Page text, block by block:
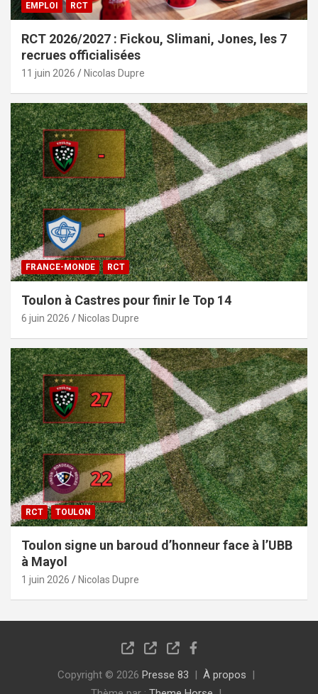
EMPLOI RCT
RCT 2026/2027 : Fickou, Slimani, Jones, les 7
recrues officialisées
11 juin 2026 Nicolas Dupre
FRANCE-MONDE RCT
Toulon à Castres pour finir le Top 14
6 juin 2026 Nicolas Dupre
RCT TOULON
Toulon signe un baroud d’honneur face à l’UBB
à Mayol
1 juin 2026 Nicolas Dupre
Copyright © 2026 Presse 83
À propos